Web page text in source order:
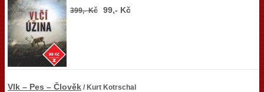
399,- Kč 99,- Kč
Vlk – Pes – Člověk / Kurt Kotrschal